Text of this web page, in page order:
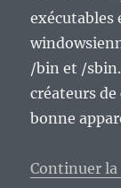
exécutables
/bin et /sbin.
créateurs
bonne
Continuer la